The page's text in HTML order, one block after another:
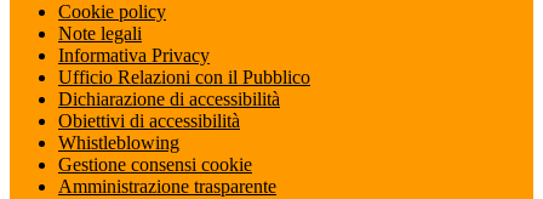
Cookie policy
Note legali
Informativa Privacy
Ufficio Relazioni con il Pubblico
Dichiarazione di accessibilità
Obiettivi di accessibilità
Whistleblowing
Gestione consensi cookie
Amministrazione trasparente